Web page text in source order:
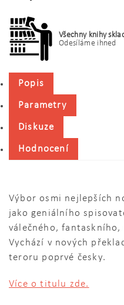
Všechny knihy
Odesíláme ihned
Popis
Parametry
Diskuze
Hodnocení
Výbor osmi nejlepších
jako geniálního
válečného,
Vychází v nových
teroru poprvé česky.
Více o titulu zde.